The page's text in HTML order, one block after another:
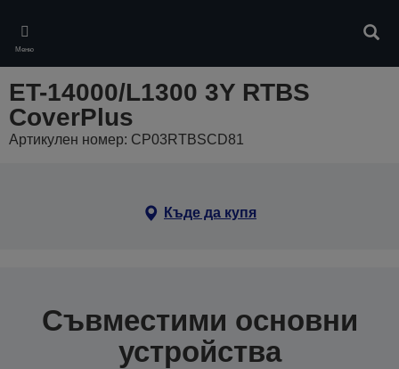
main
content
Меню
ET-14000/L1300 3Y RTBS
CoverPlus
Артикулен номер: CP03RTBSCD81
Къде да купя
Съвместими основни
устройства